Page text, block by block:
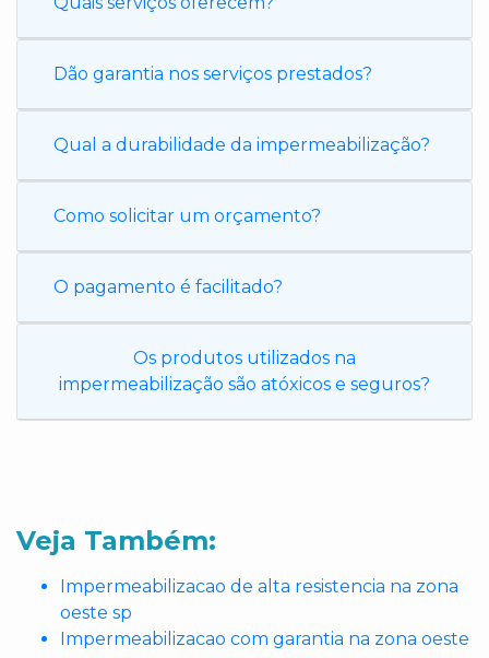
Dão garantia nos serviços prestados?
Qual a durabilidade da impermeabilização?
Como solicitar um orçamento?
O pagamento é facilitado?
Os produtos utilizados na
impermeabilização são atóxicos e seguros?
Veja Também:
Impermeabilizacao de alta resistencia na zona
oeste sp
Impermeabilizacao com garantia na zona oeste